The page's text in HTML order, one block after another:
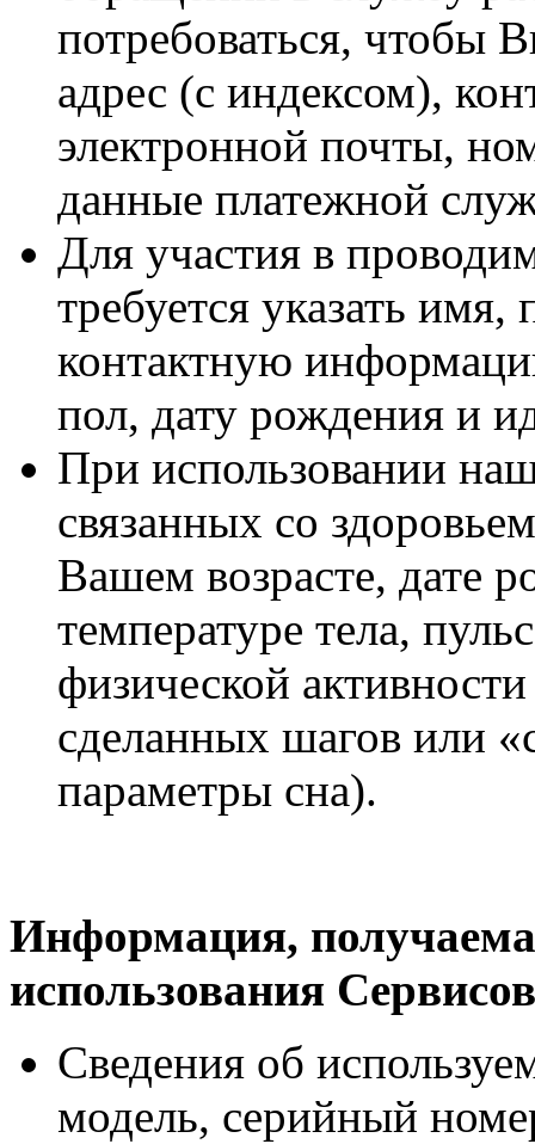
потребоваться, чтобы
адрес (с индексом),
электронной почты,
данные платежной
Для участия в
требуется указать
контактную
пол, дату рождения и
При использовании
связанных со
Вашем возрасте, дате
температуре тела,
физической
сделанных шагов или
параметры сна).
Информация,
использования Сервисов
Сведения об
модель, серийный